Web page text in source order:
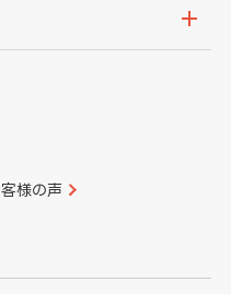
媛県
崎県
様の声